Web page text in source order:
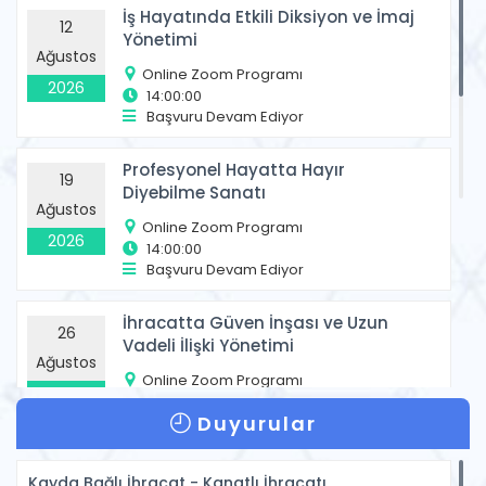
3 Temmuz 2026 devamı..
GAİB YOUTUBE KANALINDA
BULUNAN EĞİTİMLER
12 Haziran 2026
2026 YILI OCAK-MAYIS DÖNEMİ
İHRACAT RAKAMLARI
5 Haziran 2026
Tüm Etkinlikler
12
Ağustos
2026
İş Hayatında Etkili Diksiyon ve İmaj
Yönetimi
Online Zoom Programı
14:00:00
Başvuru Devam Ediyor
19
Ağustos
2026
Profesyonel Hayatta Hayır
Diyebilme Sanatı
Online Zoom Programı
14:00:00
Başvuru Devam Ediyor
26
Ağustos
2026
İhracatta Güven İnşası ve Uzun
Vadeli İlişki Yönetimi
Online Zoom Programı
14:00:00
Başvuru Devam Ediyor
Yapay Zeka ile Hedef Pazar ve
Duyurular